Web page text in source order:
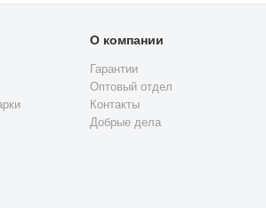
О компании
Гарантии
Оптовый отдел
Контакты
Добрые дела